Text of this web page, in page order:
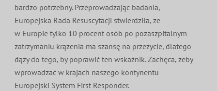
bardzo potrzebny. Przeprowadzając badania,
Europejska Rada Resuscytacji stwierdziła, że
w Europie tylko 10 procent osób po pozaszpitalnym
zatrzymaniu krążenia ma szansę na przeżycie, dlatego
dąży do tego, by poprawić ten wskaźnik. Zachęca, żeby
wprowadzać w krajach naszego kontynentu
Europejski System First Responder.